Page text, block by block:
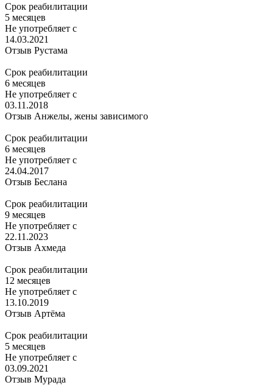
Срок реабилитации
5 месяцев
Не употребляет с
14.03.2021
Отзыв Рустама
Срок реабилитации
6 месяцев
Не употребляет с
03.11.2018
Отзыв Анжелы, жены зависимого
Срок реабилитации
6 месяцев
Не употребляет с
24.04.2017
Отзыв Беслана
Срок реабилитации
9 месяцев
Не употребляет с
22.11.2023
Отзыв Ахмеда
Срок реабилитации
12 месяцев
Не употребляет с
13.10.2019
Отзыв Артёма
Срок реабилитации
5 месяцев
Не употребляет с
03.09.2021
Отзыв Мурада